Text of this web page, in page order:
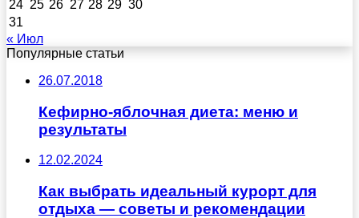
24 25 26 27 28 29 30
31
« Июл
Популярные статьи
26.07.2018
Кефирно-яблочная диета: меню и
результаты
12.02.2024
Как выбрать идеальный курорт для
отдыха — советы и рекомендации